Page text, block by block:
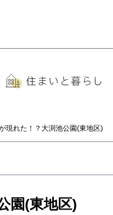
現れた！？大渕池公園(東地区)
園(東地区)